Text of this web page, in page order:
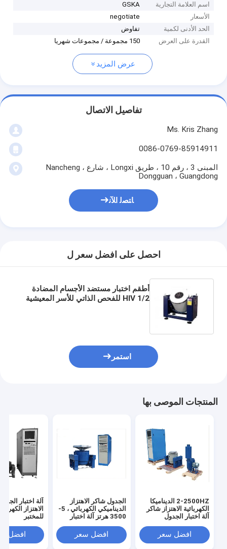
اسم العلامة التجارية
GSKA
الأسعار
negotiate
الحد الأدنى لكمية
تفاوض
القدرة على العرض
150 مجموعة / مجموعات شهريا
عرض المزيد
تفاصيل الاتصال
Ms. Kris Zhang
0086-0769-85914911
المبنى 3 ، رقم 10 ، طريق Longxi ، شارع Nancheng ،
Dongguan ، Guangdong
ﺎﺘﺼﻟ ﺍﻶﻧ
احصل على افضل سعر ل
أطقم اختبار مستضد الأجسام المضادة
HIV 1/2 للفحص الذاتي للأسر المعيشية
استمر
المنتجات الموصى بها
2-2500HZ الديناميكا
الكهربائية الاهتزاز شاكر
آلة اختبار الجدول
افضل سعر
الجدول شاكر الاهتزاز
الديناميكي الكهربائي ، 5-
3500 هرتز آلة اختبار
افضل سعر
آلة اختبار
الاهتزاز
للمختبر
افضل